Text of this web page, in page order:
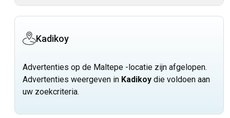
Kadikoy
Advertenties op de Maltepe -locatie zijn afgelopen.
Advertenties weergeven in Kadikoy die voldoen aan
uw zoekcriteria.